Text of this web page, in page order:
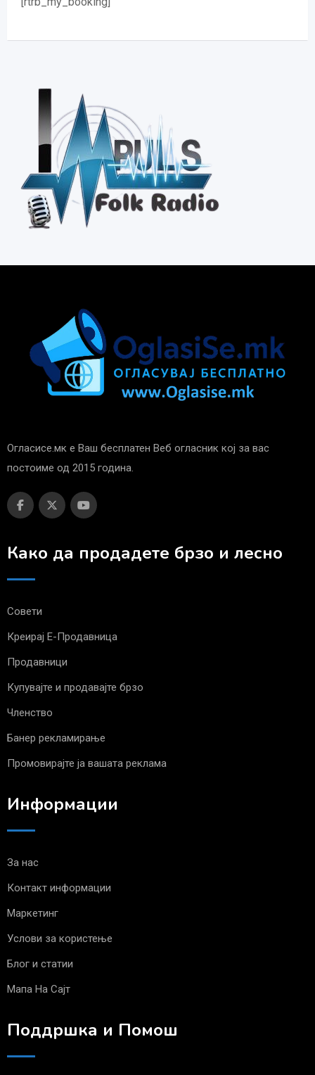
Огласисе.мк е Ваш бесплатен Веб огласник кој за вас
постоиме од 2015 година.
Како да продадете брзо и лесно
Совети
Креирај Е-Продавница
Продавници
Купувајте и продавајте брзо
Членство
Банер рекламирање
Промовирајте ја вашата реклама
Информации
За нас
Контакт информации
Маркетинг
Услови за користење
Блог и статии
Мапа На Сајт
Поддршка и Помош